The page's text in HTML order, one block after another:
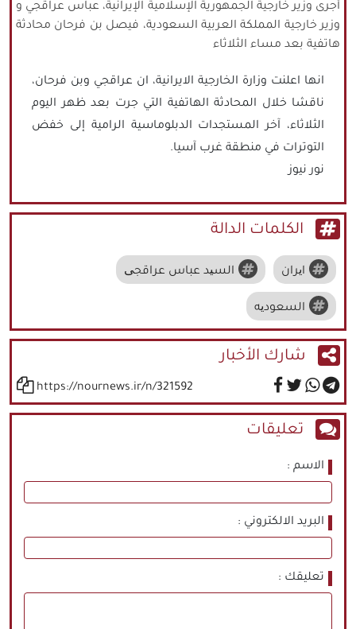
موقعنا
أجرى وزير خارجية الجمهورية الإسلامية الإيرانية، عباس عراقجي و
وزير خارجية المملكة العربية السعودية، فيصل بن فرحان محادثة
هاتفية بعد مساء الثلاثاء
انها اعلنت وزارة الخارجية الايرانية، ان عراقجي وبن فرحان،
ناقشا خلال المحادثة الهاتفية التي جرت بعد ظهر اليوم
الثلاثاء، آخر المستجدات الدبلوماسية الرامية إلى خفض
التوترات في منطقة غرب آسيا.
نور نيوز
الكلمات الدالة
ایران السید عباس عراقجی
السعودیه
شارك الأخبار
https://nournews.ir/n/321592
تعليقات
الاسم
البريد الالكتروني
تعليقك